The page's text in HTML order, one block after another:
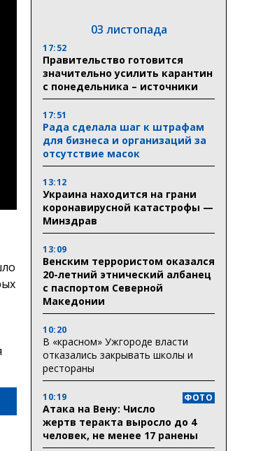
03 листопада
17:52
Правительство готовится
значительно усилить карантин
с понедельника – источники
17:51
Рада сделала шаг к штрафам
для бизнеса и организаций за
отсутствие масок
13:12
Украина находится на грани
коронавирусной катастрофы —
Минздрав
13:09
Венским террористом оказался
20-летний этнический албанец
с паспортом Северной
Македонии
10:20
В «красном» Ужгороде власти
отказались закрывать школы и
рестораны
10:19 ФОТО
Атака на Вену: Число
жертв теракта выросло до 4
человек, не менее 17 ранены